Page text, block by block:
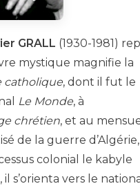
GRALL (1930-1981)
mystique magnifie la
catholique, dont il fut le
Le Monde, à
chrétien, et au
de la guerre d’Algérie,
colonial le kabyle
s’orienta vers le